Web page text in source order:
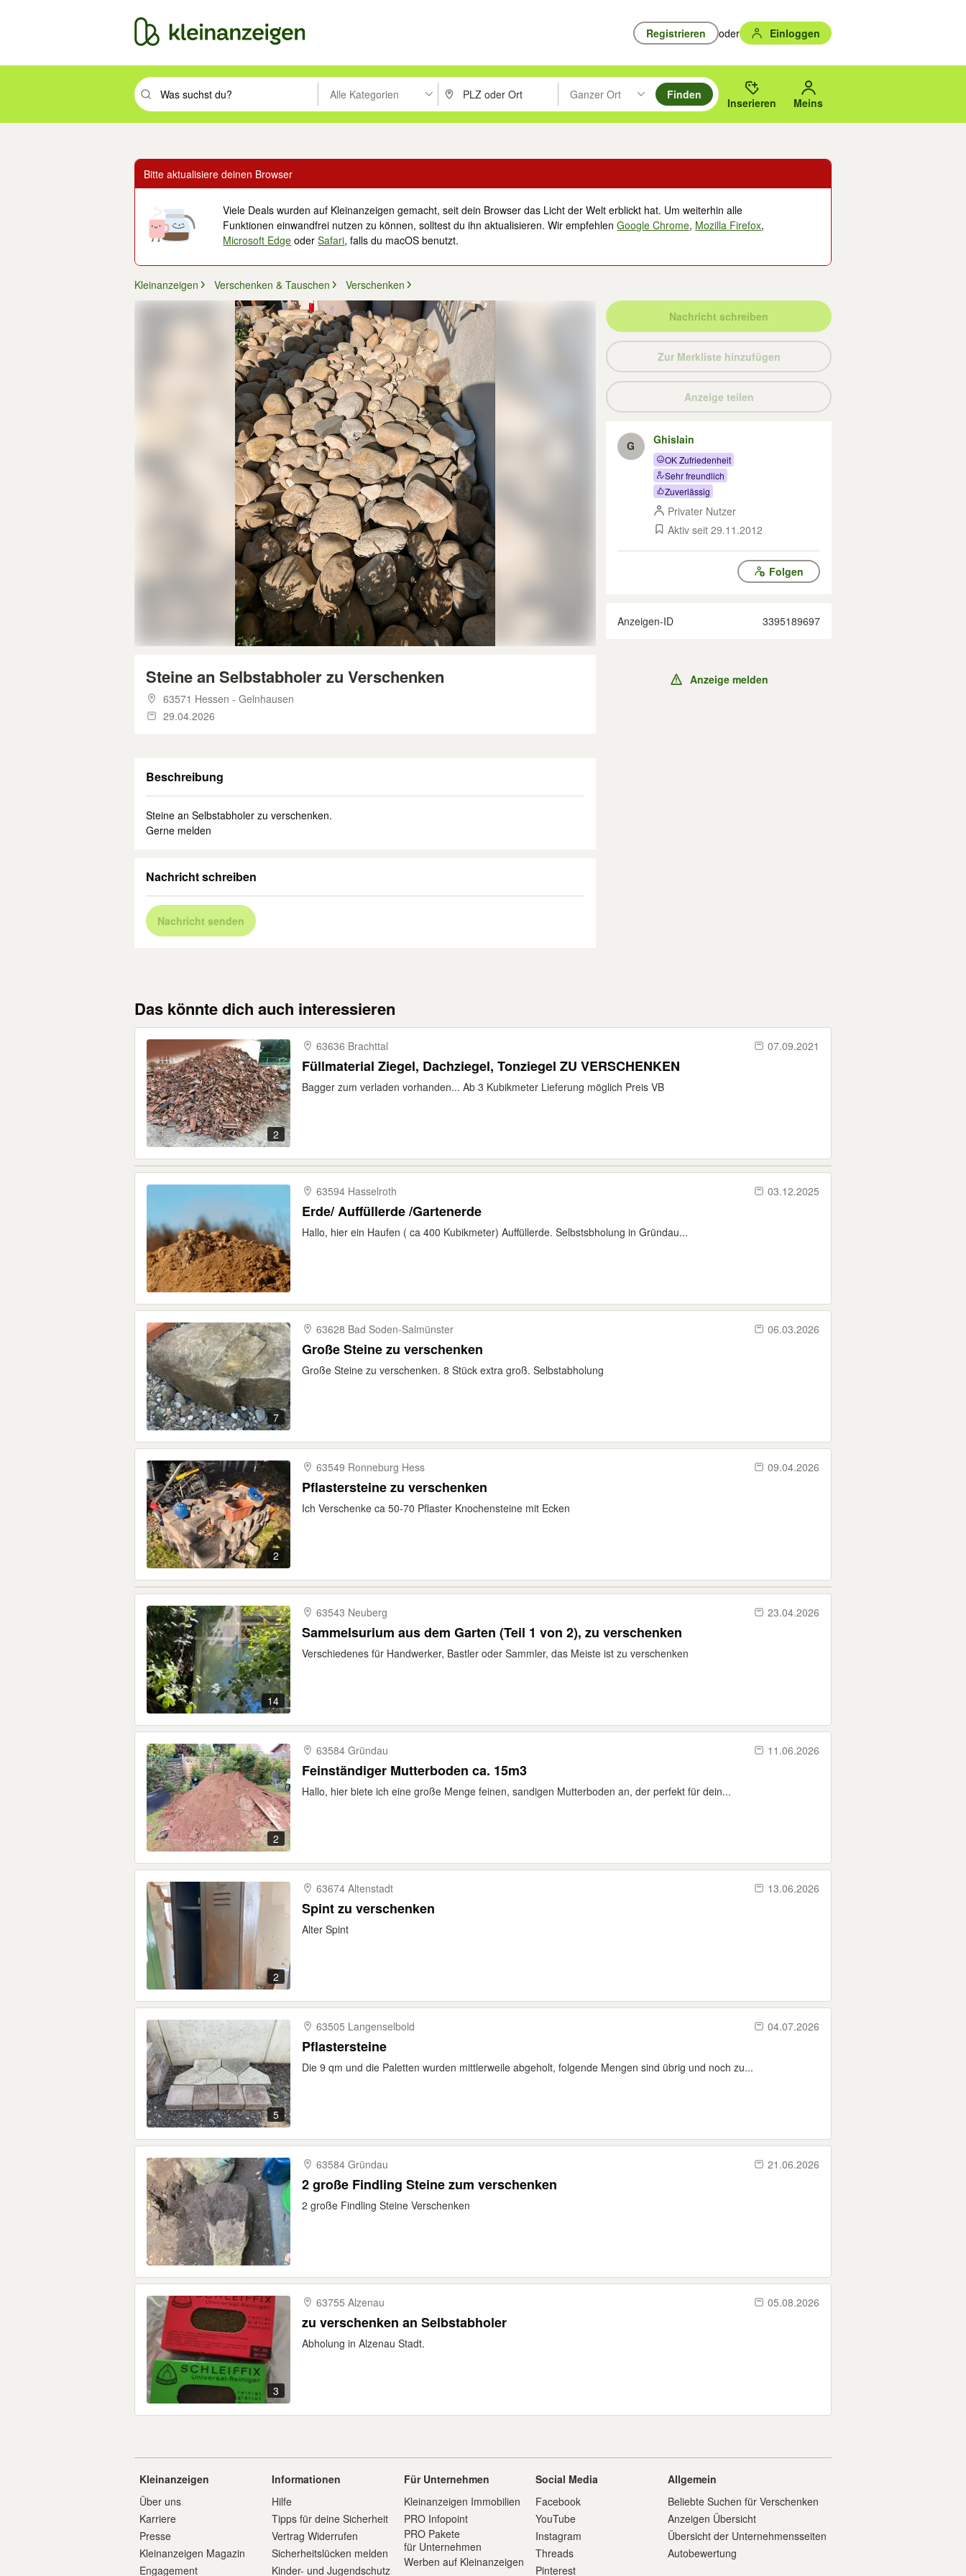
Registrieren oder Einloggen
Suchbegriff eingeben. Eingabetaste drücken um zu suchen, oder Vorschläge mit den Pfeiltasten nach oben/unten durchsuchen und mit Eingabetaste auswählen.
Alle Kategorien PLZ oder Ort eingeben. Eingabetaste drücken um zu suchen, oder Vorschläge mit den Pfeiltasten nach oben/
Ganzer Ort
Suche im Umkreis des gewählten Orts oder PLZ.
Finden
Inserieren Meins
Bitte aktualisiere deinen Browser
Viele Deals wurden auf Kleinanzeigen gemacht, seit dein Browser das Licht der Welt erblickt hat. Um weiterhin alle
Funktionen einwandfrei nutzen zu können, solltest du ihn aktualisieren. Wir empfehlenGoogle Chrome, Mozilla Firefox,
Microsoft Edge oderSafari, falls du macOS benutzt.
Kleinanzeigen Verschenken & Tauschen Verschenken
Steine an Selbstabholer zu Verschenken
63571 Hessen - Gelnhausen
29.04.2026
Beschreibung
Steine an Selbstabholer zu verschenken.
Gerne melden
Nachricht schreiben
Nachricht senden
Nachricht schreiben
Zur Merkliste hinzufügen
Anzeige teilen
G Ghislain
OK Zufriedenheit
Sehr freundlich
Zuverlässig
Privater Nutzer
Aktiv seit 29.11.2012
Folgen
Anzeigen-ID 3395189697
Anzeige melden
Das könnte dich auch interessieren
2
63636 Brachttal 07.09.2021
Füllmaterial Ziegel, Dachziegel, Tonziegel ZU VERSCHENKEN
Bagger zum verladen vorhanden... Ab 3 Kubikmeter Lieferung möglich Preis VB
63594 Hasselroth 03.12.2025
Erde/ Auffüllerde /Gartenerde
Hallo, hier ein Haufen ( ca 400 Kubikmeter) Auffüllerde. Selbstsbholung in Gründau...
7
63628 Bad Soden-​Salmünster 06.03.2026
Große Steine zu verschenken
Große Steine zu verschenken. 8 Stück extra groß. Selbstabholung
2
63549 Ronneburg Hess 09.04.2026
Pflastersteine zu verschenken
Ich Verschenke ca 50-70 Pflaster Knochensteine mit Ecken
14
63543 Neuberg 23.04.2026
Sammelsurium aus dem Garten (Teil 1 von 2), zu verschenken
Verschiedenes für Handwerker, Bastler oder Sammler, das Meiste ist zu verschenken
2
63584 Gründau 11.06.2026
Feinständiger Mutterboden ca. 15m3
Hallo, hier biete ich eine große Menge feinen, sandigen Mutterboden an, der perfekt für dein...
2
63674 Altenstadt 13.06.2026
Spint zu verschenken
Alter Spint
5
63505 Langenselbold 04.07.2026
Pflastersteine
Die 9 qm und die Paletten wurden mittlerweile abgeholt, folgende Mengen sind übrig und noch zu...
63584 Gründau 21.06.2026
2 große Findling Steine zum verschenken
2 große Findling Steine Verschenken
3
63755 Alzenau 05.08.2026
zu verschenken an Selbstabholer
Abholung in Alzenau Stadt.
Kleinanzeigen
Über uns
Karriere
Presse
Kleinanzeigen Magazin
Engagement
Informationen
Hilfe
Tipps für deine Sicherheit
Vertrag Widerrufen
Sicherheitslücken melden
Kinder- und Jugendschutz
Für Unternehmen
Kleinanzeigen Immobilien
PRO Infopoint
PRO Pakete
für Unternehmen
Werben auf Kleinanzeigen
Social Media
Facebook
YouTube
Instagram
Threads
Pinterest
Allgemein
Beliebte Suchen für Verschenken
Anzeigen Übersicht
Übersicht der Unternehmensseiten
Autobewertung